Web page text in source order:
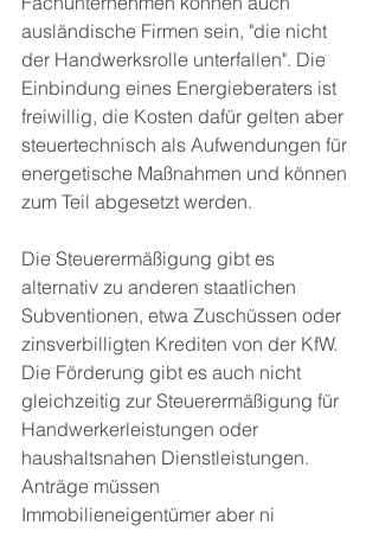
ausländische Firmen sein, "die nicht
der Handwerksrolle unterfallen". Die
Einbindung eines Energieberaters ist
freiwillig, die Kosten dafür gelten aber
steuertechnisch als Aufwendungen für
energetische Maßnahmen und können
zum Teil abgesetzt werden.
Die Steuerermäßigung gibt es
alternativ zu anderen staatlichen
Subventionen, etwa Zuschüssen oder
zinsverbilligten Krediten von der KfW.
Die Förderung gibt es auch nicht
gleichzeitig zur Steuerermäßigung für
Handwerkerleistungen oder
haushaltsnahen Dienstleistungen.
Anträge müssen
Immobilieneigentümer aber ni